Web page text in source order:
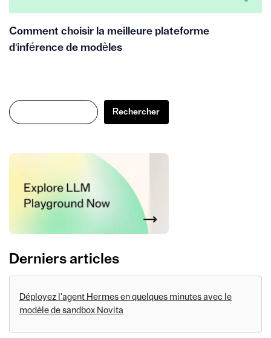
Comment choisir la meilleure plateforme
d'inférence de modèles
Rechercher
Rechercher
Derniers articles
Déployez l'agent Hermes en quelques minutes avec le
modèle de sandbox Novita